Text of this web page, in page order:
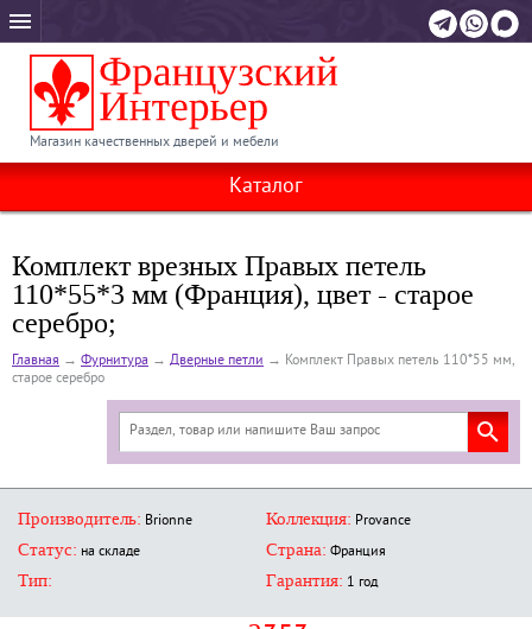
Магазин качественных дверей и мебели
Каталог
Комплект врезных Правых петель
110*55*3 мм (Франция), цвет - старое
серебро;
Главная → Фурнитура → Дверные петли → Комплект Правых петель 110*55 мм,
старое серебро
Производитель: Brionne Коллекция: Provance
Статус: на складе Страна: Франция
Тип: Гарантия: 1 год